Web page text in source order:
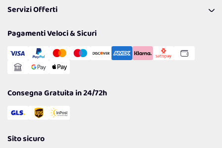
Politiche per la parità di genere
Resi
Spedizioni
Cookie Policy
Gestisci Cookie
Servizi Offerti
Reso Facile e Veloce
Pagamenti Veloci & Sicuri
Consegna Gratuita in 24/72h
Sito sicuro